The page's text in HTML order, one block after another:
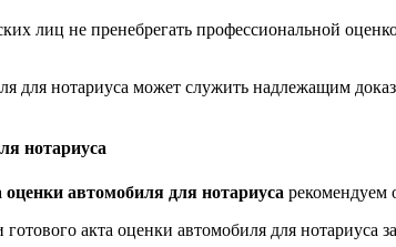
лиц не пренебрегать профессиональной
нотариуса может служить надлежащим
нотариуса
оценки автомобиля для нотариуса рекомендуем
акта оценки автомобиля для нотариуса